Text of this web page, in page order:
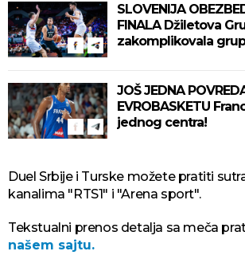
SLOVENIJA
FINALA Džiletova
zakomplikovala
JOŠ JEDNA
EVROBASKETU
jednog centra!
Duel Srbije i Turske možete pratiti
kanalima "RTS1" i "Arena sport".
Tekstualni prenos detalja sa meča
našem sajtu.